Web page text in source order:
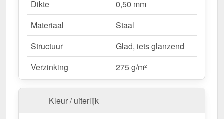
vermindert afval.
Ideaal voor de volgende toepassingen:
Daken met trapezium- of golfplaten–
Geschikte zijafwerking voor alle metalen daken.
Carports & terrasoverkappingen–
dakrand.
Dikte
0,50 mm
Materiaal
Staal
Structuur
Glad, iets glanzend
Verzinking
275 g/m²
Kleur / uiterlijk